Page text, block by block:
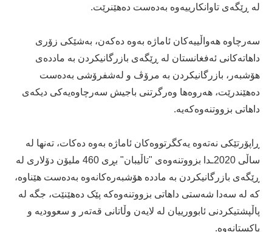
لە ڕێگەی تاوانکارییەوە بەدەست دەھێنرێت.
سەرچاوە ھەواڵییەکان ئاماژە بەوە دەکەن، بەشێکی زۆری
داھاتەکانی ئەفغانستان لە ڕێگەی بازرگانیکردن بە ماددەی
ھۆشبەر، بازرگانیکردن بە مرۆڤ و لەشفرۆشی بەدەست
دەھێندرێت، ھەروەھا وەرگرتنی باجیش سەرچاوەیەکی دیکەی
داھاتی بزووتنەوەکەیە.
ڕاپۆرتێکی نەتەوە یەکگرتووەکان ئاماژە بەوە دەکات، تەنھا لە
ساڵی 2020ـدا بزووتنەوەی "تاڵیبان" بڕی 460 ملیۆن دۆلاری لە
ڕێگەی بازرگانیکردن بە ماددە ھۆشبەرەکانەوە بەدەست ھێناوە،
کە لە سەدا شەستی داھاتی بزووتنەوەکە پێک دەهێنێت، جگە لە
پاڵپشتیکردنی ئابوورییان لە لایەن وڵاتانی قەتەر و سعوودیە و
پاکستانەوە.